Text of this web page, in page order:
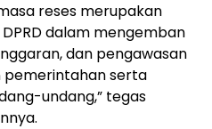
reses merupakan
dalam mengemban
dan pengawasan
serta
undang,” tegas